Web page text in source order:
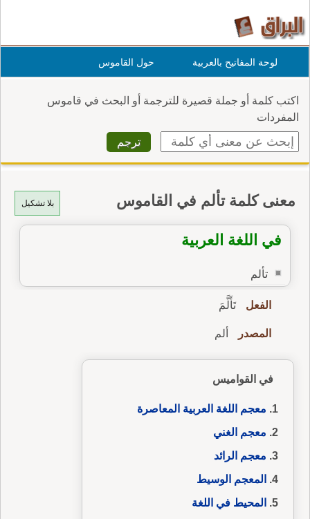
لوحة المفاتيح بالعربية حول القاموس
اكتب كلمة أو جملة قصيرة للترجمة أو البحث في قاموس
المفردات
بلا تشكيل معنى كلمة تألم في القاموس
في اللغة العربية
تألم
الفعل تَأَلَّمَ
المصدر ألم
في القواميس
معجم اللغة العربية المعاصرة
معجم الغني
معجم الرائد
المعجم الوسيط
المحيط في اللغة